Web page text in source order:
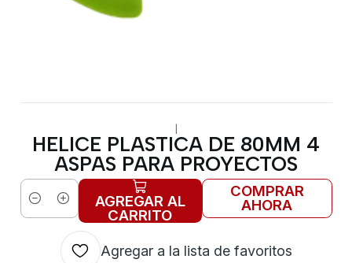
|
HELICE PLASTICA DE 80MM 4
ASPAS PARA PROYECTOS
Cantidad AGREGAR AL
CARRITO
COMPRAR
AHORA
Agregar a la lista de favoritos